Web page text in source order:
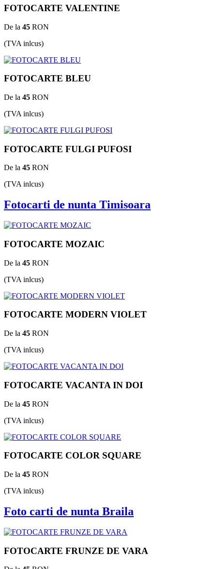
FOTOCARTE VALENTINE
De la 45 RON
(TVA inlcus)
FOTOCARTE BLEU
De la 45 RON
(TVA inlcus)
FOTOCARTE FULGI PUFOSI
De la 45 RON
(TVA inlcus)
Fotocarti de nunta Timisoara
FOTOCARTE MOZAIC
De la 45 RON
(TVA inlcus)
FOTOCARTE MODERN VIOLET
De la 45 RON
(TVA inlcus)
FOTOCARTE VACANTA IN DOI
De la 45 RON
(TVA inlcus)
FOTOCARTE COLOR SQUARE
De la 45 RON
(TVA inlcus)
Foto carti de nunta Braila
FOTOCARTE FRUNZE DE VARA